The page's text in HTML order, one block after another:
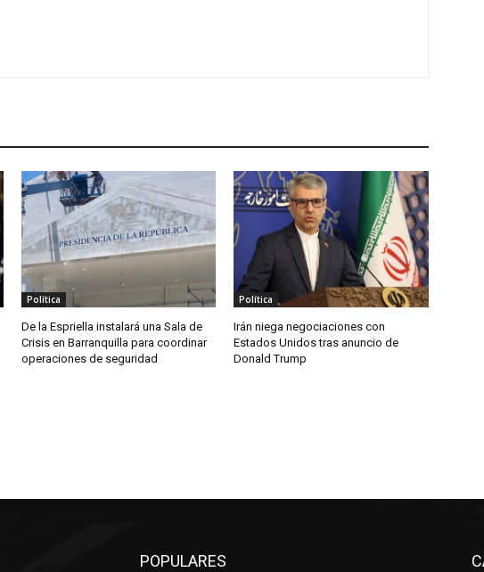
Política
De la Espriella instalará una Sala de
Crisis en Barranquilla para coordinar
operaciones de seguridad
Política
Irán niega negociaciones con
Estados Unidos tras anuncio de
Donald Trump
POPULARES